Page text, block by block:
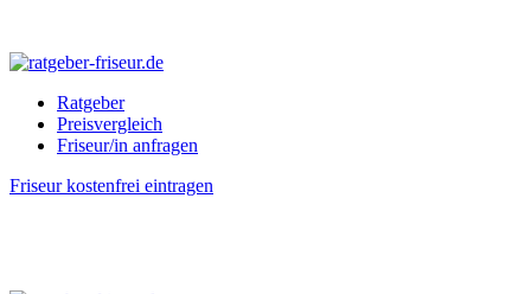
Ratgeber
Preisvergleich
Friseur/in anfragen
Friseur kostenfrei eintragen